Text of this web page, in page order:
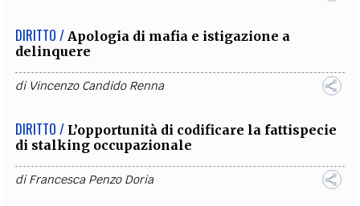
DIRITTO / Apologia di mafia e istigazione a
delinquere
di Vincenzo Candido Renna
DIRITTO / L’opportunità di codificare la fattispecie
di stalking occupazionale
diFrancesca Penzo Doria